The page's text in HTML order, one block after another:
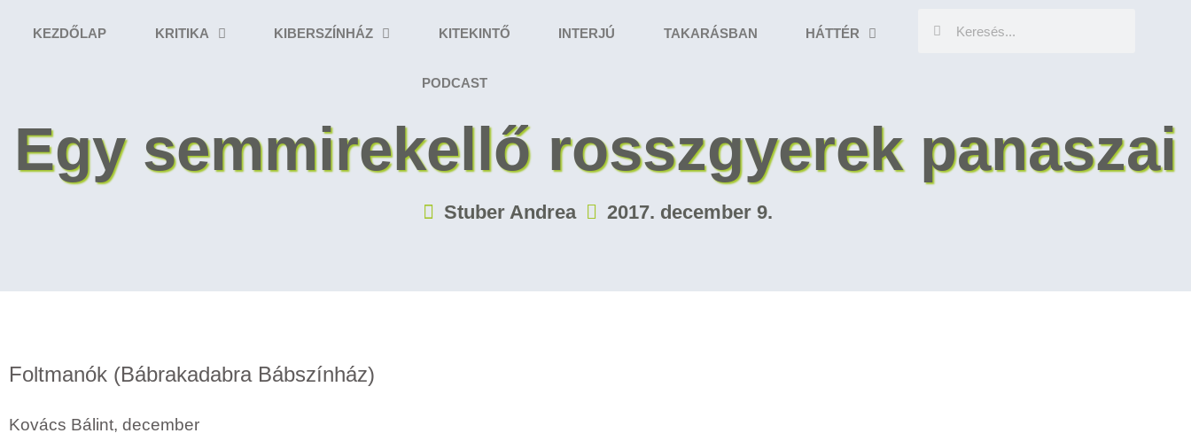
KEZDŐLAP KRITIKA KIBERSZÍNHÁZ KITEKINTŐ INTERJÚ TAKARÁSBAN HÁTTÉR
PODCAST
Egy semmirekellő rosszgyerek panaszai
Stuber Andrea 2017. december 9.
Foltmanók (Bábrakadabra Bábszínház)
Kovács Bálint, december